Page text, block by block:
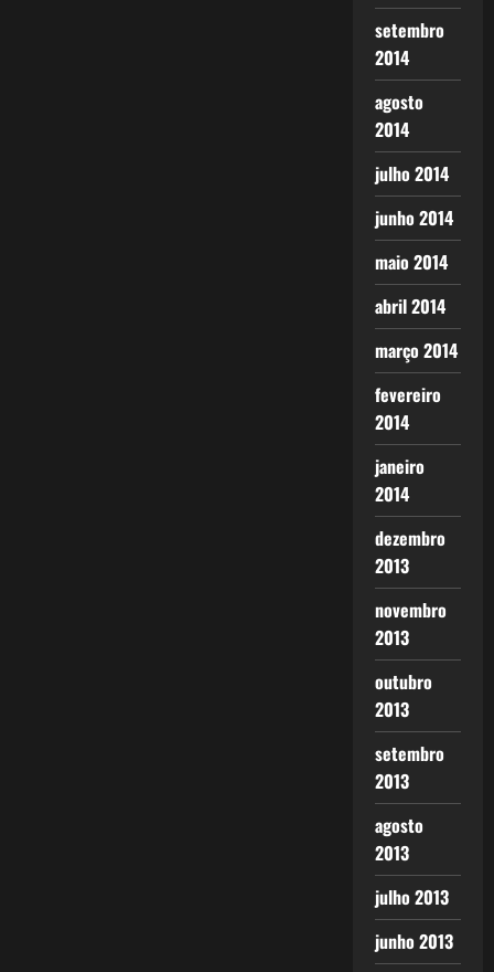
setembro
2014
agosto
2014
julho 2014
junho 2014
maio 2014
abril 2014
março 2014
fevereiro
2014
janeiro
2014
dezembro
2013
novembro
2013
outubro
2013
setembro
2013
agosto
2013
julho 2013
junho 2013